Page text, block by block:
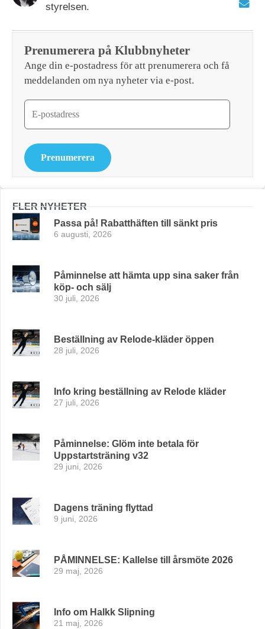
styrelsen.
Prenumerera på Klubbnyheter
Ange din e-postadress för att prenumerera och få
meddelanden om nya nyheter via e-post.
Prenumerera
FLER NYHETER
Passa på! Rabatthäften till sänkt pris
6 augusti, 2026
Påminnelse att hämta upp sina saker från
köp- och sälj
30 juli, 2026
Beställning av Relode-kläder öppen
28 juli, 2026
Info kring beställning av Relode kläder
27 juli, 2026
Påminnelse: Glöm inte betala för
Uppstartsträning v32
29 juni, 2026
Dagens träning flyttad
9 juni, 2026
PÅMINNELSE: Kallelse till årsmöte 2026
29 maj, 2026
Info om Halkk Slipning
21 maj, 2026